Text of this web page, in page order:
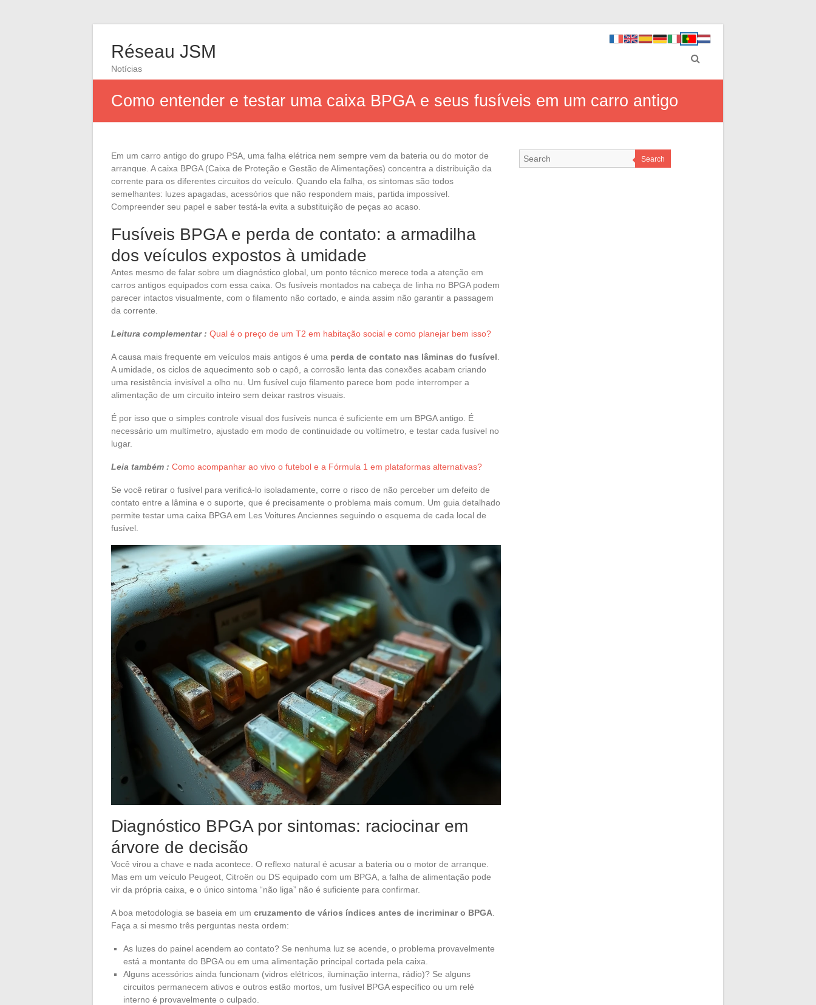
Réseau JSM
Notícias
Como entender e testar uma caixa BPGA e seus fusíveis em um carro antigo
Em um carro antigo do grupo PSA, uma falha elétrica nem sempre vem da bateria ou do motor de
arranque. A caixa BPGA (Caixa de Proteção e Gestão de Alimentações) concentra a distribuição da
corrente para os diferentes circuitos do veículo. Quando ela falha, os sintomas são todos
semelhantes: luzes apagadas, acessórios que não respondem mais, partida impossível.
Compreender seu papel e saber testá-la evita a substituição de peças ao acaso.
Fusíveis BPGA e perda de contato: a armadilha
dos veículos expostos à umidade
Antes mesmo de falar sobre um diagnóstico global, um ponto técnico merece toda a atenção em
carros antigos equipados com essa caixa. Os fusíveis montados na cabeça de linha no BPGA podem
parecer intactos visualmente, com o filamento não cortado, e ainda assim não garantir a passagem
da corrente.
Leitura complementar : Qual é o preço de um T2 em habitação social e como planejar bem isso?
A causa mais frequente em veículos mais antigos é uma perda de contato nas lâminas do fusível
A umidade, os ciclos de aquecimento sob o capô, a corrosão lenta das conexões acabam criando
uma resistência invisível a olho nu. Um fusível cujo filamento parece bom pode interromper a
alimentação de um circuito inteiro sem deixar rastros visuais.
É por isso que o simples controle visual dos fusíveis nunca é suficiente em um BPGA antigo. É
necessário um multímetro, ajustado em modo de continuidade ou voltímetro, e testar cada fusível no
lugar.
Leia também : Como acompanhar ao vivo o futebol e a Fórmula 1 em plataformas alternativas?
Se você retirar o fusível para verificá-lo isoladamente, corre o risco de não perceber um defeito de
contato entre a lâmina e o suporte, que é precisamente o problema mais comum. Um guia detalhado
permite testar uma caixa BPGA em Les Voitures Anciennes seguindo o esquema de cada local de
fusível.
Diagnóstico BPGA por sintomas: raciocinar em
árvore de decisão
Você virou a chave e nada acontece. O reflexo natural é acusar a bateria ou o motor de arranque.
Mas em um veículo Peugeot, Citroën ou DS equipado com um BPGA, a falha de alimentação pode
vir da própria caixa, e o único sintoma “não liga” não é suficiente para confirmar.
A boa metodologia se baseia em um cruzamento de vários índices antes de incriminar o BPGA
Faça a si mesmo três perguntas nesta ordem:
As luzes do painel acendem ao contato? Se nenhuma luz se acende, o problema provavelmente
está a montante do BPGA ou em uma alimentação principal cortada pela caixa.
Alguns acessórios ainda funcionam (vidros elétricos, iluminação interna, rádio)? Se alguns
circuitos permanecem ativos e outros estão mortos, um fusível BPGA específico ou um relé
interno é provavelmente o culpado.
Search